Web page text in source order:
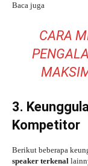
Baca juga
CARA
3.
Kompetitor
Berikut beberapa
speaker terkenal